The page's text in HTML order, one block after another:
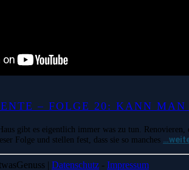
– FOLGE 20: KANN
gibt es eigentlich immer was zu tun.
Folge und stellen fest, dass sie so manches
| Datenschutz - Impressum